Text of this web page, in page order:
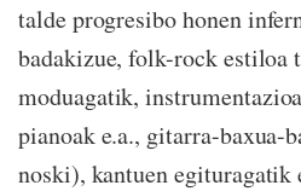
talde progresibo honen
badakizue, folk-rock estiloa
moduagatik,
pianoak e.a., gitarra-baxua-
noski), kantuen egituragatik